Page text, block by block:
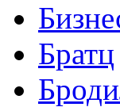
Братц